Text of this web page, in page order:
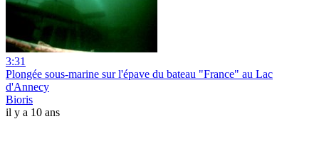
3:31
Plongée sous-marine sur l'épave du bateau "France" au Lac
d'Annecy
Bioris
il y a 10 ans